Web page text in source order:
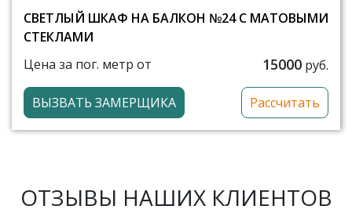
СВЕТЛЫЙ ШКАФ НА БАЛКОН №24 С МАТОВЫМИ
СТЕКЛАМИ
Цена за пог. метр от
15000 руб.
ВЫЗВАТЬ ЗАМЕРЩИКА Рассчитать
ОТЗЫВЫ НАШИХ КЛИЕНТОВ